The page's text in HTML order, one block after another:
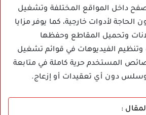
داخل المواقع المختلفة وتشغيل
الحاجة لأدوات خارجية، كما يوفر مزايا
وتحميل المقاطع وحفظها
وتنظيم الفيديوهات في قوائم تشغيل
المستخدم حرية كاملة في متابعة
دون أي تعقيدات أو إزعاج.
: